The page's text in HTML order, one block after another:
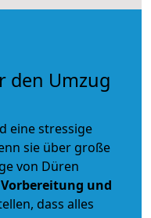
den Umzug
eine stressige
sie über große
von Düren
Vorbereitung und
dass alles